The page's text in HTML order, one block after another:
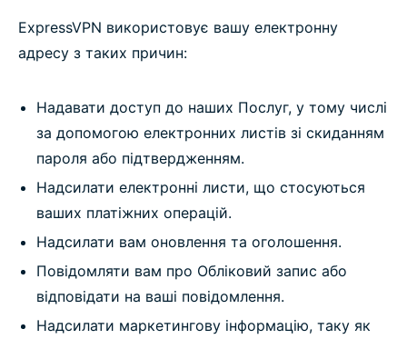
ExpressVPN використовує вашу електронну
адресу з таких причин:
Надавати доступ до наших Послуг, у тому числі
за допомогою електронних листів зі скиданням
пароля або підтвердженням.
Надсилати електронні листи, що стосуються
ваших платіжних операцій.
Надсилати вам оновлення та оголошення.
Повідомляти вам про Обліковий запис або
відповідати на ваші повідомлення.
Надсилати маркетингову інформацію, таку як